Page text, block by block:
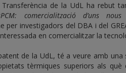
de la UdL ha rebut
comercialització d’uns
per investigadors del DBA i del
en comercialitzar la
de la UdL, té a veure amb
tèrmiques superiors als què